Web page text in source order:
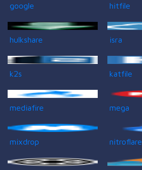
google hitfile
hulkshare isra
k2s katfile
mediafire mega
mixdrop nitroflare